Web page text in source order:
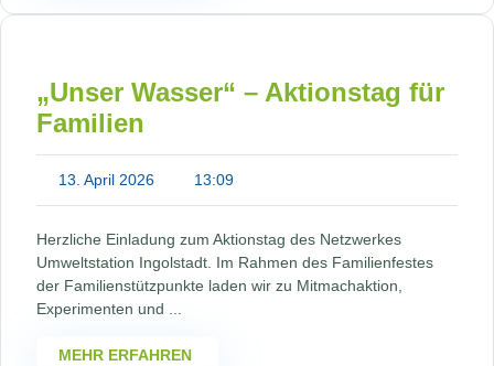
„Unser Wasser“ – Aktionstag für
Familien
13. April 2026 13:09
Herzliche Einladung zum Aktionstag des Netzwerkes
Umweltstation Ingolstadt. Im Rahmen des Familienfestes
der Familienstützpunkte laden wir zu Mitmachaktion,
Experimenten und ...
MEHR ERFAHREN